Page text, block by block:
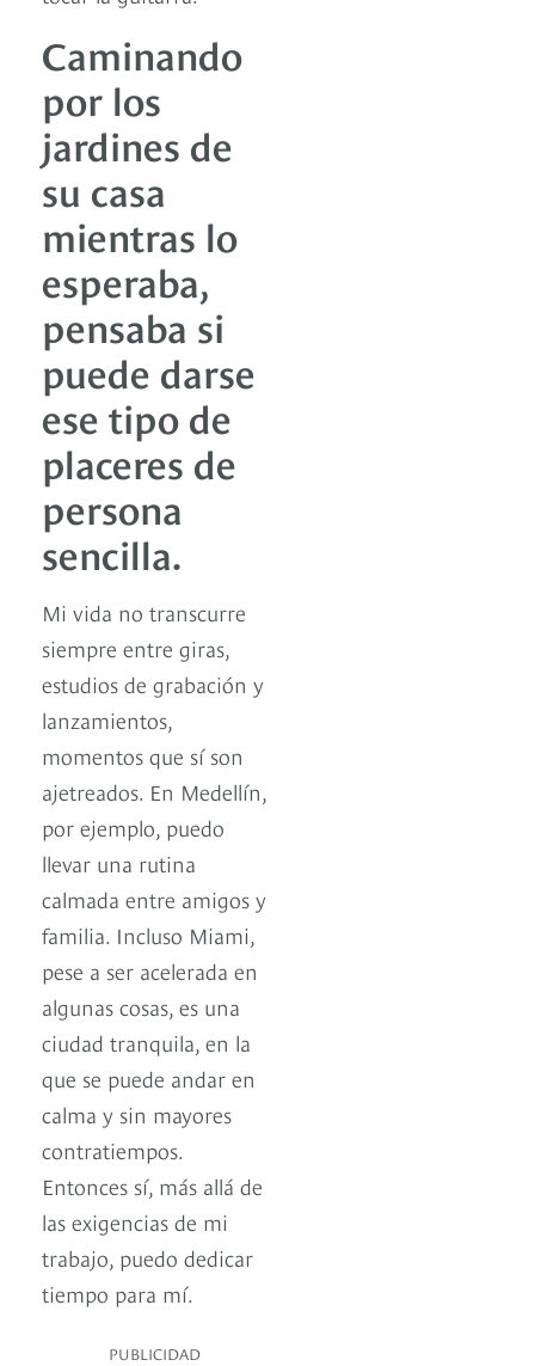
Caminando
por los
jardines de
su casa
mientras lo
esperaba,
pensaba si
puede darse
ese tipo de
placeres de
persona
sencilla.
Mi vida no transcurre
siempre entre giras,
estudios de grabación y
lanzamientos,
momentos que sí son
ajetreados. En Medellín,
por ejemplo, puedo
llevar una rutina
calmada entre amigos y
familia. Incluso Miami,
pese a ser acelerada en
algunas cosas, es una
ciudad tranquila, en la
que se puede andar en
calma y sin mayores
contratiempos.
Entonces sí, más allá de
las exigencias de mi
trabajo, puedo dedicar
tiempo para mí.
PUBLICIDAD